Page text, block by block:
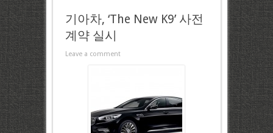
기아차, ‘The New K9’ 사전
계약 실시
Leave a comment